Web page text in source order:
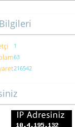
1
63
216542